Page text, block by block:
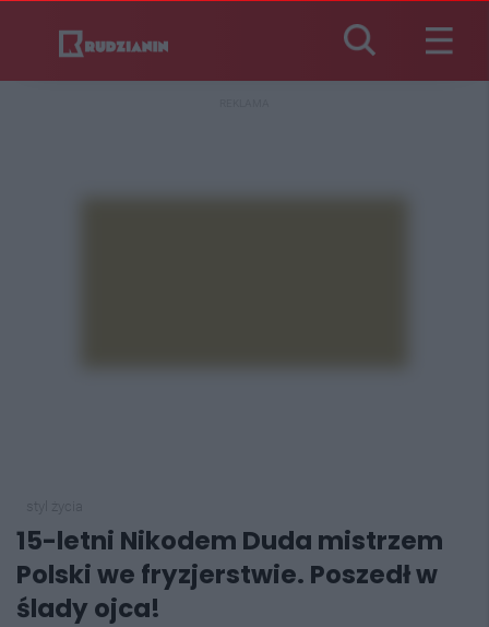
15-letni Nikodem Duda mistrzem
Polski we fryzjerstwie. Poszedł w
ślady ojca!